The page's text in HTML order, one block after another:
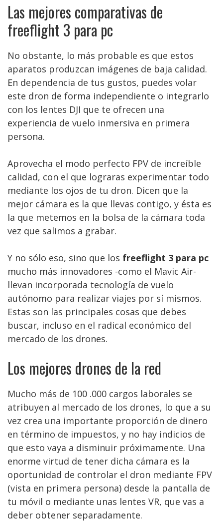
Las mejores comparativas de
freeflight 3 para pc
No obstante, lo más probable es que estos
aparatos produzcan imágenes de baja calidad.
En dependencia de tus gustos, puedes volar
este dron de forma independiente o integrarlo
con los lentes DJI que te ofrecen una
experiencia de vuelo inmersiva en primera
persona.
Aprovecha el modo perfecto FPV de increíble
calidad, con el que lograras experimentar todo
mediante los ojos de tu dron. Dicen que la
mejor cámara es la que llevas contigo, y ésta es
la que metemos en la bolsa de la cámara toda
vez que salimos a grabar.
Y no sólo eso, sino que los freeflight 3 para pc
mucho más innovadores -como el Mavic Air-
llevan incorporada tecnología de vuelo
autónomo para realizar viajes por sí mismos.
Estas son las principales cosas que debes
buscar, incluso en el radical económico del
mercado de los drones.
Los mejores drones de la red
Mucho más de 100 .000 cargos laborales se
atribuyen al mercado de los drones, lo que a su
vez crea una importante proporción de dinero
en término de impuestos, y no hay indicios de
que esto vaya a disminuir próximamente. Una
enorme virtud de tener dicha cámara es la
oportunidad de controlar el dron mediante FPV
(vista en primera persona) desde la pantalla de
tu móvil o mediante unas lentes VR, que vas a
deber obtener separadamente.